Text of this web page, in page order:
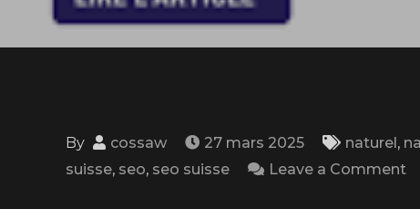
By cossaw 27 mars 2025 naturel,
suisse, seo, seo suisse Leave a Comment